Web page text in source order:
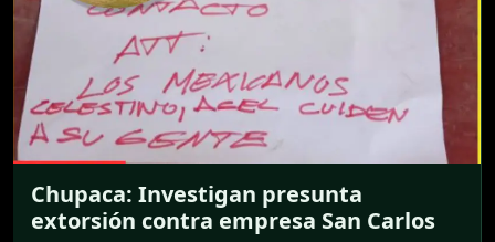
Chupaca: Investigan presunta
extorsión contra empresa San Carlos